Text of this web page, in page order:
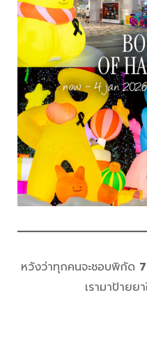
หวังว่าทุกคนจะชอบพิกัด
เรามาป้ายย